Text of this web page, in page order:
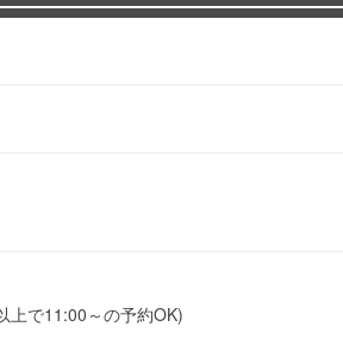
上で11:00～の予約OK)